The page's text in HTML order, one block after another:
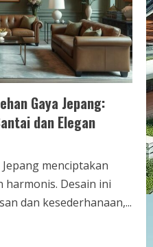
Gaya Jepang:
dan Elegan
menciptakan
harmonis. Desain ini
dan kesederhanaan,...